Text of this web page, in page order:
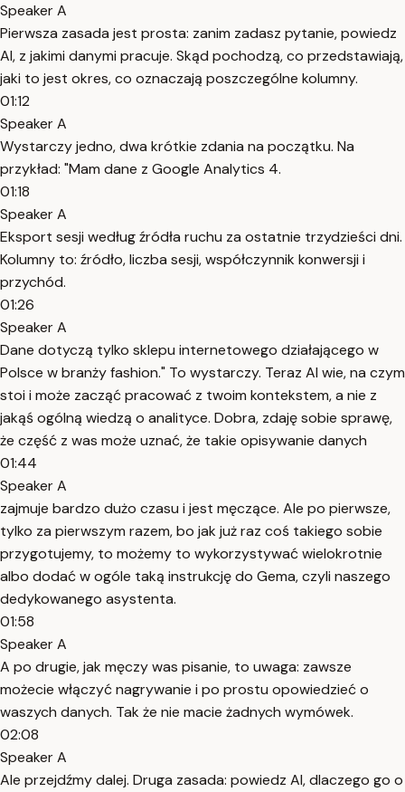
Speaker A
Pierwsza zasada jest prosta: zanim zadasz pytanie, powiedz
AI, z jakimi danymi pracuje. Skąd pochodzą, co przedstawiają,
jaki to jest okres, co oznaczają poszczególne kolumny.
01:12
Speaker A
Wystarczy jedno, dwa krótkie zdania na początku. Na
przykład: "Mam dane z Google Analytics 4.
01:18
Speaker A
Eksport sesji według źródła ruchu za ostatnie trzydzieści dni.
Kolumny to: źródło, liczba sesji, współczynnik konwersji i
przychód.
01:26
Speaker A
Dane dotyczą tylko sklepu internetowego działającego w
Polsce w branży fashion." To wystarczy. Teraz AI wie, na czym
stoi i może zacząć pracować z twoim kontekstem, a nie z
jakąś ogólną wiedzą o analityce. Dobra, zdaję sobie sprawę,
że część z was może uznać, że takie opisywanie danych
01:44
Speaker A
zajmuje bardzo dużo czasu i jest męczące. Ale po pierwsze,
tylko za pierwszym razem, bo jak już raz coś takiego sobie
przygotujemy, to możemy to wykorzystywać wielokrotnie
albo dodać w ogóle taką instrukcję do Gema, czyli naszego
dedykowanego asystenta.
01:58
Speaker A
A po drugie, jak męczy was pisanie, to uwaga: zawsze
możecie włączyć nagrywanie i po prostu opowiedzieć o
waszych danych. Tak że nie macie żadnych wymówek.
02:08
Speaker A
Ale przejdźmy dalej. Druga zasada: powiedz AI, dlaczego go o